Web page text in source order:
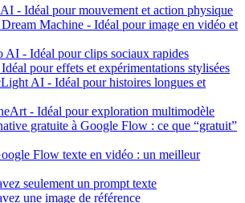
- Idéal pour mouvement et action physique
Machine - Idéal pour image en vidéo et
AI - Idéal pour clips sociaux rapides
pour effets et expérimentations stylisées
AI - Idéal pour histoires longues et
- Idéal pour exploration multimodèle
gratuite à Google Flow : ce que “gratuit”
Flow texte en vidéo : un meilleur
seulement un prompt texte
une image de référence